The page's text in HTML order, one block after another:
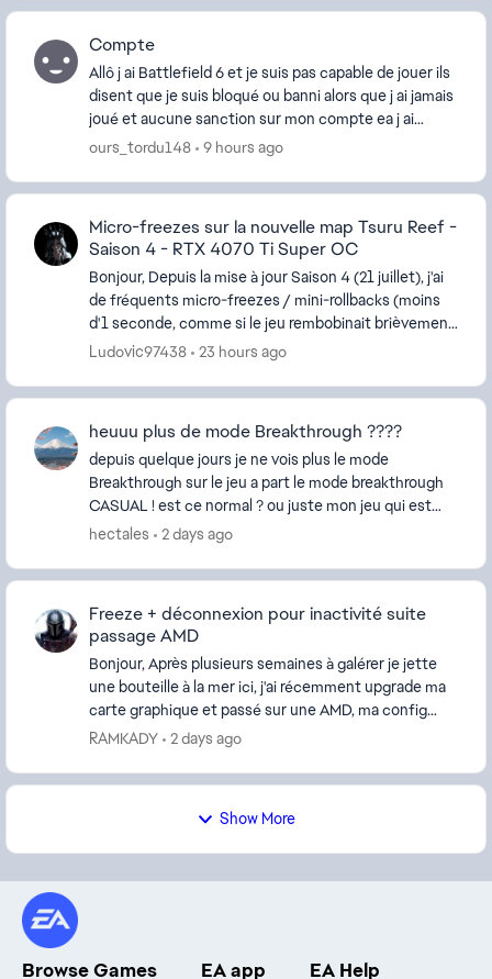
Compte
Allô j ai Battlefield 6 et je suis pas capable de jouer ils
disent que je suis bloqué ou banni alors que j ai jamais
joué et aucune sanction sur mon compte ea j ai
appelé Playstation et c'est pas eux...
ours_tordu148 9 hours ago
Micro-freezes sur la nouvelle map Tsuru Reef -
Saison 4 - RTX 4070 Ti Super OC
Bonjour, Depuis la mise à jour Saison 4 (21 juillet), j'ai
de fréquents micro-freezes / mini-rollbacks (moins
d'1 seconde, comme si le jeu rembobinait brièvement
ma position) uniquement sur la no...
Ludovic97438 23 hours ago
heuuu plus de mode Breakthrough ????
depuis quelque jours je ne vois plus le mode
Breakthrough sur le jeu a part le mode breakthrough
CASUAL ! est ce normal ? ou juste mon jeu qui est
rasciste ? car même après réparation des fichiers, ...
hectales 2 days ago
Freeze + déconnexion pour inactivité suite
passage AMD
Bonjour, Après plusieurs semaines à galérer je jette
une bouteille à la mer ici, j'ai récemment upgrade ma
carte graphique et passé sur une AMD, ma config
actuelle est celle-ci : AMD Ryzen 7 58...
RAMKADY 2 days ago
Show More
Browse Games EA app EA Help